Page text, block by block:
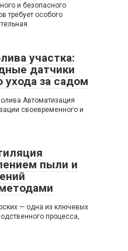
и безопасного
требует особого
участка:
датчики
за садом
Автоматизация
своевременного и
пыли и
— одна из ключевых
процесса,